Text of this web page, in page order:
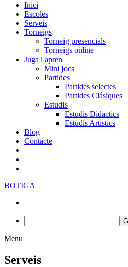
Inici
Escoles
Serveis
Torneigs
Torneig presencials
Torneigs online
Juga i apren
Mini jocs
Partides
Partides selectes
Partides Clásiques
Estudis
Estudis Didactics
Estudis Artistics
Blog
Contacte
BOTIGA
Menu
Serveis